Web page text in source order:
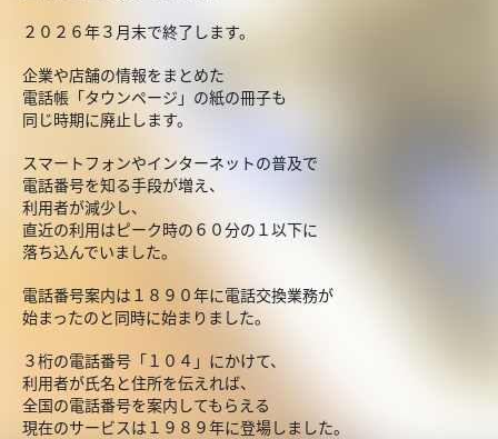
２０２６年３月末で終了します。
企業や店舗の情報をまとめた
電話帳「タウンページ」の紙の冊子も
同じ時期に廃止します。
スマートフォンやインターネットの普及で
電話番号を知る手段が増え、
利用者が減少し、
直近の利用はピーク時の６０分の１以下に
落ち込んでいました。
電話番号案内は１８９０年に電話交換業務が
始まったのと同時に始まりました。
３桁の電話番号「１０４」にかけて、
利用者が氏名と住所を伝えれば、
全国の電話番号を案内してもらえる
現在のサービスは１９８９年に登場しました。